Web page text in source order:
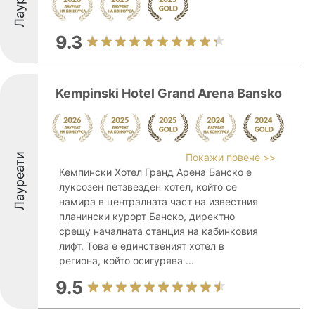
9.3
Лауреати
Kempinski Hotel Grand Arena Bansko
Покажи повече >>
Кемпински Хотел Гранд Арена Банско е
луксозен петзвезден хотел, който се
намира в централната част на известния
планински курорт Банско, директно
срещу началната станция на кабинковия
лифт. Това е единственият хотел в
региона, който осигурява ...
9.5